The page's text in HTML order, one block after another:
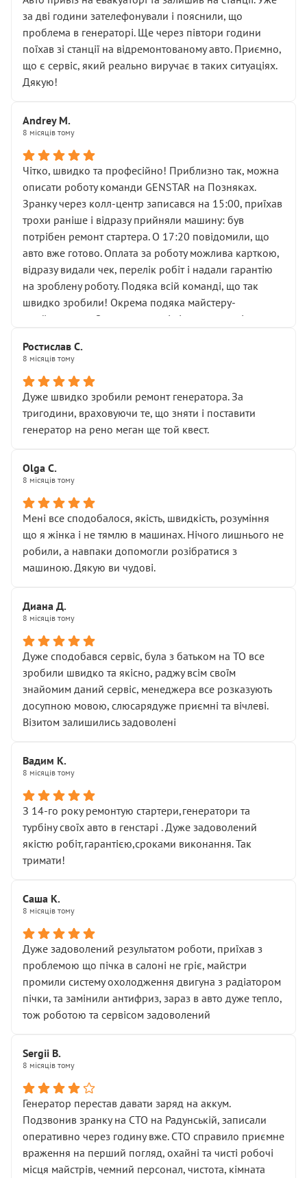
чіткого пояснення
( ну все зняли та доробили) дякую!
Окремий момент, який виглядає абсурдно:
мені заявили, що бачок гальмівної рідини потрібно
міняти разом із головним гальмівним циліндром у
Для людини, яка хоча б трохи розуміється на техніці,
це звучить як мінімум непрофесійно, а як максимум —
спроба продати дорогий вузол замість елементарних
ущільнювачів.
Що прикро — це не перший мій візит. Раніше міняв у
вас стартер, і тоді сервіс наче справив хороше
враження. Але згодом знайшов декілька гайок під
лобовим склом. Мені пояснили, що це “старі гайки, які
відкручували”, і попросили не хвилюватися. ( надіюсь
новий власник, не застяг в полі))
Але після нинішнього візиту такі дрібниці вже не
здаються дрібницями.
Я — клієнт, який працює на довірі, і саме її цей сервіс
Хотілося б більше:
• належної уваги до авто
• прозорості в роботах і рахунках
• реальної діагностики, а не формального
“подивились і поїхав”
На жаль, складається враження, що сервіс працює не
Стосовно комунікації - все добре
за дві години зателефонували і пояснили, що
проблема в генераторі. Ще через півтори години
поїхав зі станції на відремонтованому авто. Приємно,
що є сервіс, який реально виручає в таких ситуаціях.
Дякую!
Andrey M.
8 місяців тому
Чітко, швидко та професійно! Приблизно так, можна
описати роботу команди GENSTAR на Позняках.
Зранку через колл-центр записався на 15:00, приїхав
трохи раніше і відразу прийняли машину: був
потрібен ремонт стартера. О 17:20 повідомили, що
авто вже готово. Оплата за роботу можлива карткою,
відразу видали чек, перелік робіт і надали гарантію
на зроблену роботу. Подяка всій команді, що так
швидко зробили! Окрема подяка майстеру-
приймальнику Олександру: всі чітко та по суті.
звертатися до цього автосервісу.
Ростислав С.
8 місяців тому
Дуже швидко зробили ремонт генератора. За
тригодини, враховуючи те, що зняти і поставити
генератор на рено меган ще той квест.
Olga С.
8 місяців тому
Мені все сподобалося, якість, швидкість, розуміння
що я жінка і не тямлю в машинах. Нічого лишнього не
робили, а навпаки допомогли розібратися з
машиною. Дякую ви чудові.
Диана Д.
8 місяців тому
Дуже сподобався сервіс, була з батьком на ТО все
зробили швидко та якісно, раджу всім своїм
знайомим даний сервіс, менеджера все розказують
досупною мовою, слюсарядуже приємні та вічлеві.
Візитом залишились задоволені
Вадим К.
8 місяців тому
З 14-го року ремонтую стартери,генератори та
турбіну своїх авто в генстарі . Дуже задоволений
якістю робіт,гарантією,сроками виконання. Так
тримати!
Саша К.
8 місяців тому
Дуже задоволений результатом роботи, приїхав з
проблемою що пічка в салоні не гріє, майстри
промили систему охолодження двигуна з радіатором
пічки, та замінили антифриз, зараз в авто дуже тепло,
тож роботою та сервісом задоволений
Sergii B.
8 місяців тому
Генератор перестав давати заряд на аккум.
Подзвонив зранку на СТО на Радунській, записали
оперативно через годину вже. СТО справило приємне
враження на перший погляд, охайні та чисті робочі
місця майстрів, чемний персонал, чистота, кімната